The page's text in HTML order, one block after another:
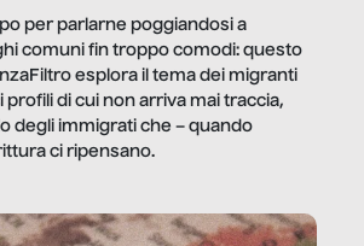
per parlarne poggiandosi a
comuni fin troppo comodi: questo
esplora il tema dei migranti
di cui non arriva mai traccia,
degli immigrati che – quando
ci ripensano.